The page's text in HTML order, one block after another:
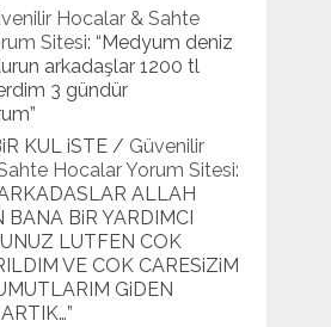
Hocalar & Sahte
Sitesi: “ Medyum deniz
arkadaşlar 1200 tl
3 gündür
”
KUL iSTE/ Güvenilir
Hocalar Yorum Sitesi:
ALLAH
BANA BiR YARDIMCI
LUTFEN COK
VE COK CARESiZiM
GiDEN
”